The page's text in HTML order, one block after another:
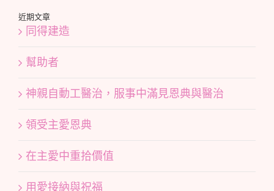
近期文章
同得建造
幫助者
神親自動工醫治，服事中滿見恩典與醫治
領受主愛恩典
在主愛中重拾價值
用愛接納與祝福